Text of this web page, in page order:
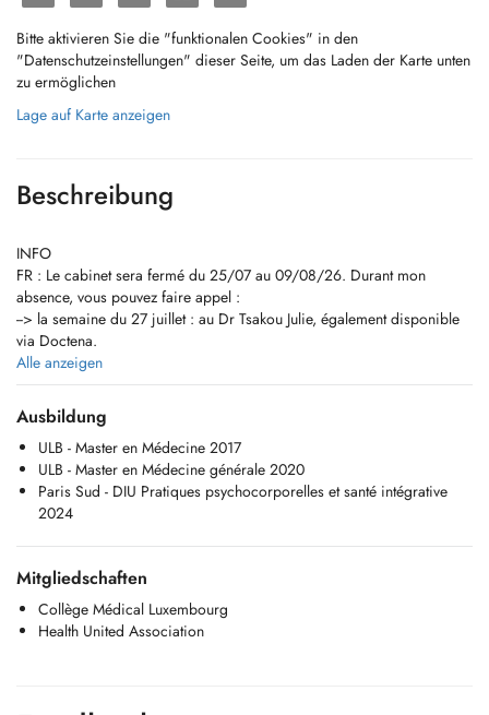
Bitte aktivieren Sie die "funktionalen Cookies" in den
"Datenschutzeinstellungen" dieser Seite, um das Laden der Karte unten
zu ermöglichen
Lage auf Karte anzeigen
Beschreibung
INFO
FR : Le cabinet sera fermé du 25/07 au 09/08/26. Durant mon
absence, vous pouvez faire appel :
--> la semaine du 27 juillet : au Dr Tsakou Julie, également disponible
via Doctena.
--> la semaine du 3 aout : à la maison médicale du Nord via le 112 en
soirée et le weekend.
EN : The office will be closed from July 25th to August 9th, 2026.
During my absence, you can contact:
-> the week of July 27th: Dr. Tsakou Julie, also available through
Doctena.
-> the week of August 3rd: the North Medical Center via 112 in the
FR (English below)
Cher.e.s patient.e.s,
Je suis médecin généraliste et je vous reçois dans mon cabinet à
Alle anzeigen
Ausbildung
ULB - Master en Médecine 2017
ULB - Master en Médecine générale 2020
Paris Sud - DIU Pratiques psychocorporelles et santé intégrative
2024
Mitgliedschaften
Collège Médical Luxembourg
Health United Association